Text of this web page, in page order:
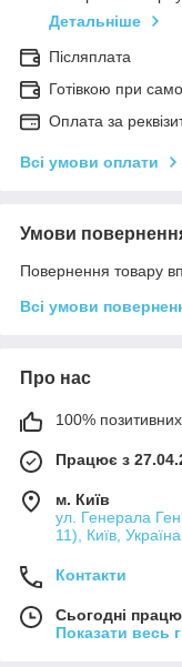
Детальніше
Післяплата
Готівкою при
Оплата за
Всі умови оплати
Умови
Повернення товару
Всі умови
Про нас
100% позитивних
Працює з
м. Київ
ул. Генерала
11), Київ, Україна
Контакти
Сьогодні
Показати весь